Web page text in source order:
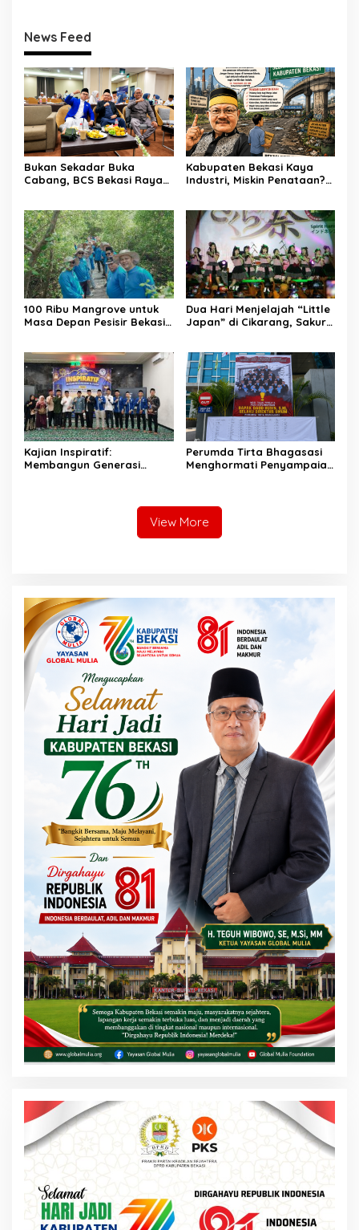
News Feed
Bukan Sekadar Buka
Cabang, BCS Bekasi Raya
Kabupaten Bekasi Kaya
Industri, Miskin Penataan?
100 Ribu Mangrove untuk
Masa Depan Pesisir Bekasi:
Harapan yang Tumbuh
Bersama Warga
Dua Hari Menjelajah “Little
Japan” di Cikarang, Sakura
Wisata Budaya
Kajian Inspiratif:
Membangun Generasi
Perumda Tirta Bhagasasi
Menghormati Penyampaian
Perusahaan yang Baik
View More